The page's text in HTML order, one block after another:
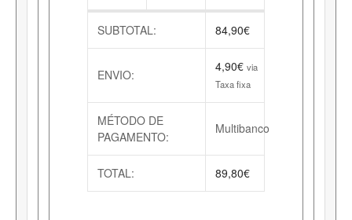
SUBTOTAL: 84,90€
ENVIO:
4,90€ via
Taxa fixa
MÉTODO DE
PAGAMENTO:
Multibanco
TOTAL: 89,80€